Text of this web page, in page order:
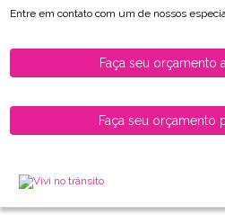
Entre em contato com um de nossos
Faça seu orçamento
Faça seu orçamento